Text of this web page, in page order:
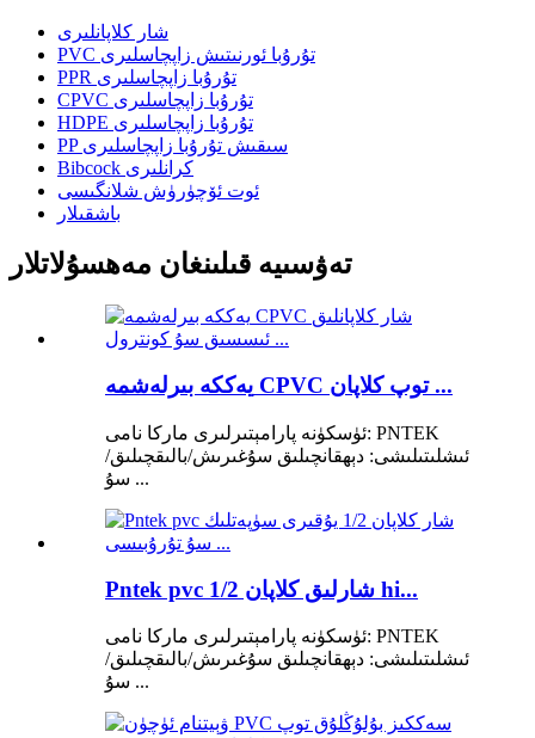
شار كلاپانلىرى
PVC تۇرۇبا ئورنىتىش زاپچاسلىرى
PPR تۇرۇبا زاپچاسلىرى
CPVC تۇرۇبا زاپچاسلىرى
HDPE تۇرۇبا زاپچاسلىرى
PP سىقىش تۇرۇبا زاپچاسلىرى
Bibcock كرانلىرى
ئوت ئۆچۈرۈش شلانگىسى
باشقىلار
تەۋسىيە قىلىنغان مەھسۇلاتلار
يەككە بىرلەشمە CPVC توپ كلاپان ...
ئۈسكۈنە پارامېتىرلىرى ماركا نامى: PNTEK
ئىشلىتىلىشى: دېھقانچىلىق سۇغىرىش/بالىقچىلىق/
سۇ ...
Pntek pvc شارلىق كلاپان 1/2 hi...
ئۈسكۈنە پارامېتىرلىرى ماركا نامى: PNTEK
ئىشلىتىلىشى: دېھقانچىلىق سۇغىرىش/بالىقچىلىق/
سۇ ...